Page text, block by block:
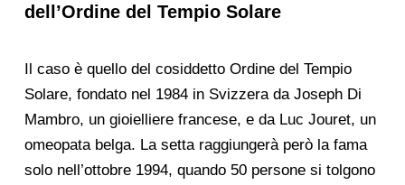
dell’Ordine del Tempio Solare
Il caso è quello del cosiddetto Ordine del Tempio
Solare, fondato nel 1984 in Svizzera da Joseph Di
Mambro, un gioielliere francese, e da Luc Jouret, un
omeopata belga. La setta raggiungerà però la fama
solo nell’ottobre 1994, quando 50 persone si tolgono